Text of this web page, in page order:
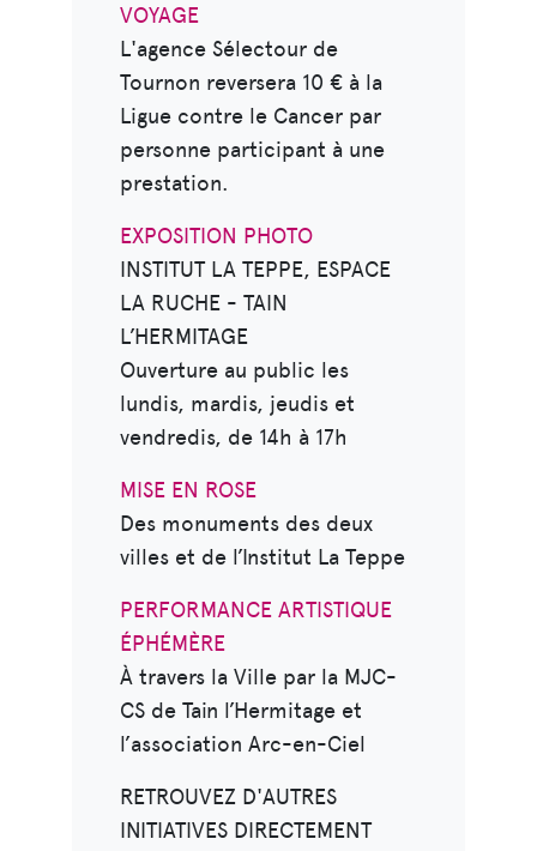
VOYAGE
L'agence Sélectour de
Tournon reversera 10 € à la
Ligue contre le Cancer par
personne participant à une
prestation.
EXPOSITION PHOTO
INSTITUT LA TEPPE, ESPACE
LA RUCHE - TAIN
L’HERMITAGE
Ouverture au public les
lundis, mardis, jeudis et
vendredis, de 14h à 17h
MISE EN ROSE
Des monuments des deux
villes et de l’Institut La Teppe
PERFORMANCE ARTISTIQUE
ÉPHÉMÈRE
À travers la Ville par la MJC-
CS de Tain l’Hermitage et
l’association Arc-en-Ciel
RETROUVEZ D'AUTRES
INITIATIVES DIRECTEMENT